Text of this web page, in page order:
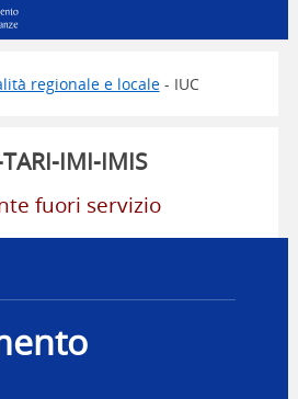
Finanze
regionale e locale- IUC
IMI-IMIS
fuori servizio
delle